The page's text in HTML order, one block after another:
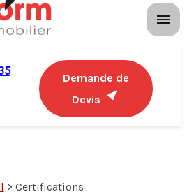
menu
Demande de
Devis
> Certifications